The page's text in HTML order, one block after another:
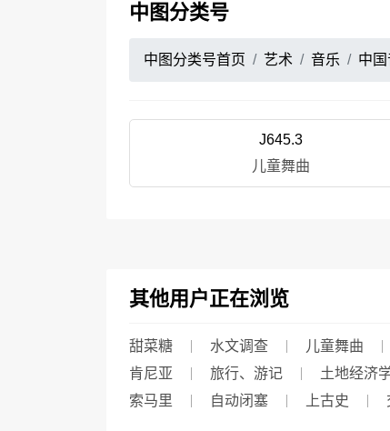
中图分类号
中图分类号首页 艺术 音乐 中
J645.3
儿童舞曲
其他用户正在浏览
甜菜糖 水文调查 儿童舞曲
肯尼亚
旅行、游记 土地经济
索马里
自动闭塞 上古史